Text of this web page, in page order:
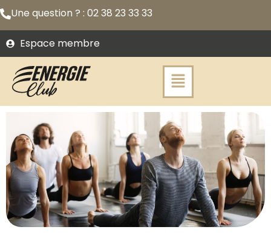
Une question ? : 02 38 23 33 33
Espace membre